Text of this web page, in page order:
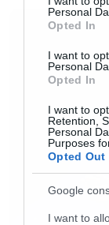
Personal
Opted In
I want to
Personal
Opted In
I want to
Retention,
Personal
Purposes
Opted Out
Google
I want to
Middleton,
την περίοδο
διαμορφώσει
συνδυάζει
progressive
τα
Earth”,